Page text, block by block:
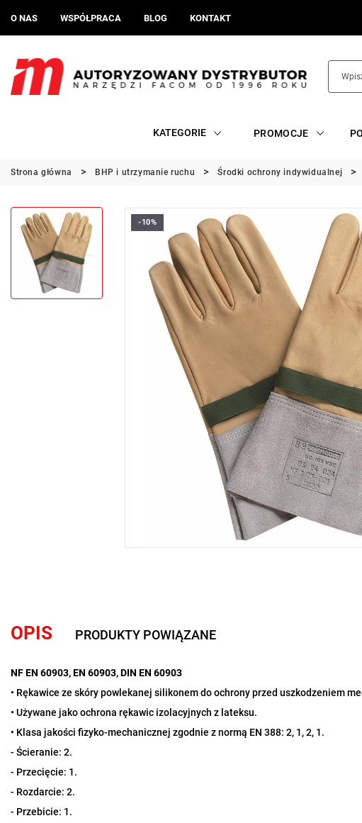
O NAS WSPÓŁPRACA BLOG KONTAKT
KATEGORIE PROMOCJE
Strona główna BHP i utrzymanie ruchu Środki ochrony indywidualnej
-10%
OPIS PRODUKTY POWIĄZANE
NF EN 60903, EN 60903, DIN EN 60903
• Rękawice ze skóry powlekanej silikonem do ochrony przed uszkodzeniem
• Używane jako ochrona rękawic izolacyjnych z lateksu.
• Klasa jakości fizyko-mechanicznej zgodnie z normą EN 388: 2, 1, 2, 1.
- Ścieranie: 2.
- Przecięcie: 1.
- Rozdarcie: 2.
- Przebicie: 1.